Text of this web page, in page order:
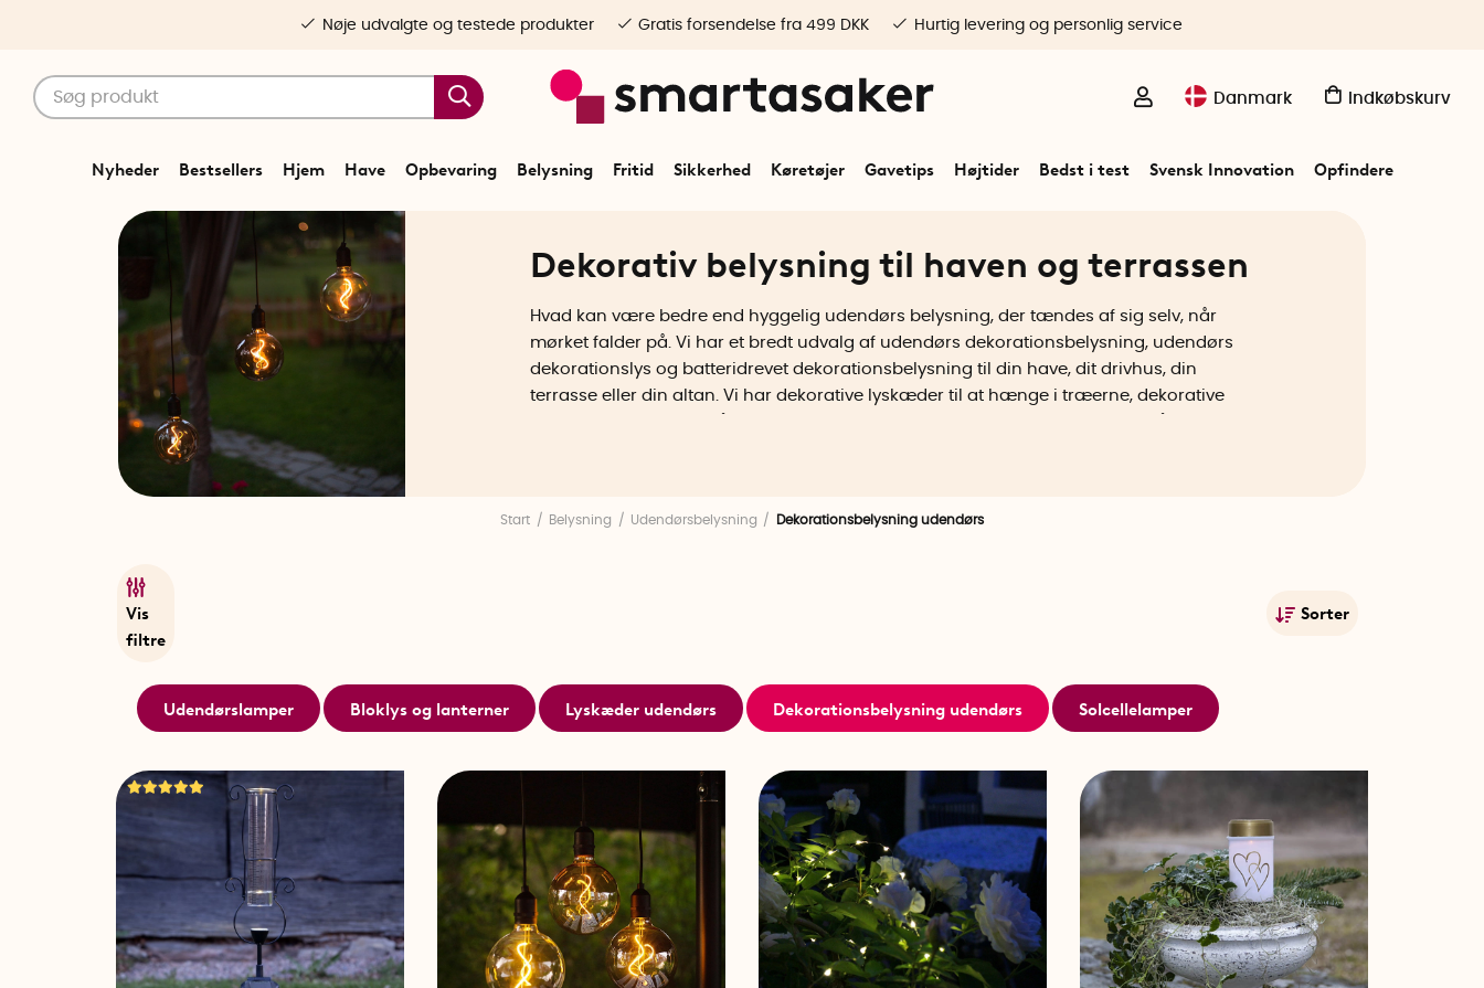
Danmark Indkøbskurv
Nyheder Bestsellers Hjem Have Opbevaring Belysning Fritid Sikkerhed Køretøjer Gavetips Højtider Bedst i test Svensk Innovation Opfindere
Nøje udvalgte og testede produkter Gratis forsendelse fra 499 DKK Hurtig levering og personlig service
Dekorativ belysning til haven og terrassen
Hvad kan være bedre end hyggelig udendørs belysning, der tændes af sig selv, når
mørket falder på. Vi har et bredt udvalg af udendørs dekorationsbelysning, udendørs
dekorationslys og batteridrevet dekorationsbelysning til din have, dit drivhus, din
terrasse eller din altan. Vi har dekorative lyskæder til at hænge i træerne, dekorative
Start Belysning Udendørsbelysning Dekorationsbelysning udendørs
Vis
filtre
Sorter
Navn Ø-A
Publiceringsdato
Udendørslamper Bloklys og lanterner Lyskæder udendørs Dekorationsbelysning udendørs Solcellelamper